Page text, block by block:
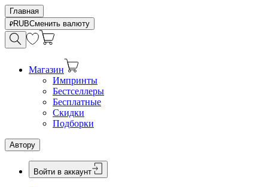
Главная
RUBСменить валюту
Магазин
Импринты
Бестселлеры
Бесплатные
Скидки
Подборки
Автору
Войти в аккаунт